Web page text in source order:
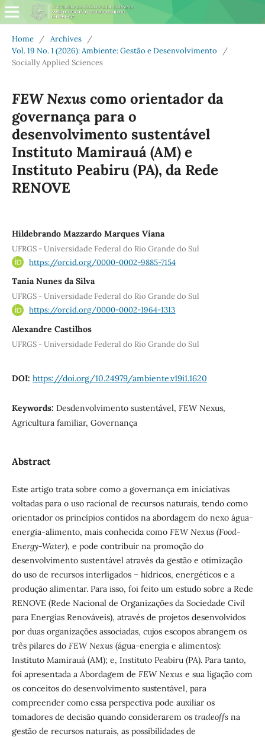
Home / Archives
/
Vol. 19 No. 1 (2026): Ambiente: Gestão e Desenvolvimento
/
Socially Applied Sciences
FEW Nexus como orientador da
governança para o
desenvolvimento sustentável
Instituto Mamirauá (AM) e
Instituto Peabiru (PA), da Rede
RENOVE
Hildebrando Mazzardo Marques Viana
UFRGS - Universidade Federal do Rio Grande do Sul
https://orcid.org/0000-0002-9885-7154
Tania Nunes da Silva
UFRGS - Universidade Federal do Rio Grande do Sul
https://orcid.org/0000-0002-1964-1313
Alexandre Castilhos
UFRGS - Universidade Federal do Rio Grande do Sul
DOI: https://doi.org/10.24979/ambiente.v19i1.1620
Keywords: Desdenvolvimento sustentável, FEW Nexus,
Agricultura familiar, Governança
Abstract
Este artigo trata sobre como a governança em iniciativas
voltadas para o uso racional de recursos naturais, tendo como
orientador os princípios contidos na abordagem do nexo água-
energia-alimento, mais conhecida como FEW Nexus (Food-
Energy-Water), e pode contribuir na promoção do
desenvolvimento sustentável através da gestão e otimização
do uso de recursos interligados – hídricos, energéticos e a
produção alimentar. Para isso, foi feito um estudo sobre a Rede
RENOVE (Rede Nacional de Organizações da Sociedade Civil
para Energias Renováveis), através de projetos desenvolvidos
por duas organizações associadas, cujos escopos abrangem os
três pilares do FEW Nexus (água-energia e alimentos):
Instituto Mamirauá (AM); e, Instituto Peabiru (PA). Para tanto,
foi apresentada a Abordagem de FEW Nexuse sua ligação com
os conceitos do desenvolvimento sustentável, para
compreender como essa perspectiva pode auxiliar os
tomadores de decisão quando considerarem os tradeoffs na
gestão de recursos naturais, as possibilidades de